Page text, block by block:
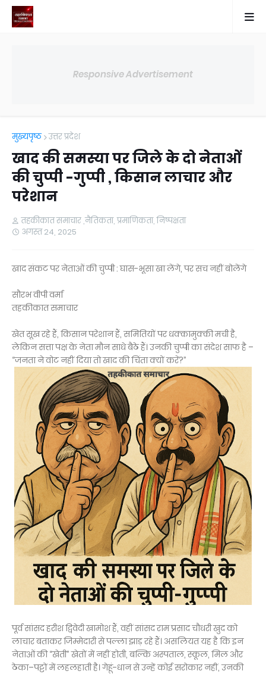
Responsive Advertisement
मुख्यपृष्ठ उत्तर प्रदेश
खाद की समस्या पर जिले के दो नेताओं
की चुप्पी -गुप्पी , किसान लाचार और
परेशान
तहकीकात समाचार ,नैतिकता, प्रमाणिकता, निष्पक्षता
अगस्त 24, 2025
खाद संकट पर नेताओं की चुप्पी : घास-भूसा खा लेंगे, पर सच नहीं बोलेंगे
सौरभ वीपी वर्मा
तहकीकात समाचार
खेत सूख रहे हैं, किसान परेशान हैं, समितियों पर धक्कामुक्की मची है,
लेकिन सत्ता पक्ष के नेता मौन साधे बैठे हैं। उनकी चुप्पी का संदेश साफ है –
“जनता ने वोट नहीं दिया तो खाद की चिंता क्यों करें?”
पूर्व सांसद हरीश द्विवेदी खामोश हैं, वहीं सांसद राम प्रसाद चौधरी खुद को
लाचार बताकर जिम्मेदारी से पल्ला झाड़ रहे हैं। असलियत यह है कि इन
नेताओं की “खेती” खेतों में नहीं होती, बल्कि अस्पताल, स्कूल, मिल और
ठेका–पट्टों में लहलहाती है। गेहूं-धान से उन्हें कोई सरोकार नहीं, उनकी